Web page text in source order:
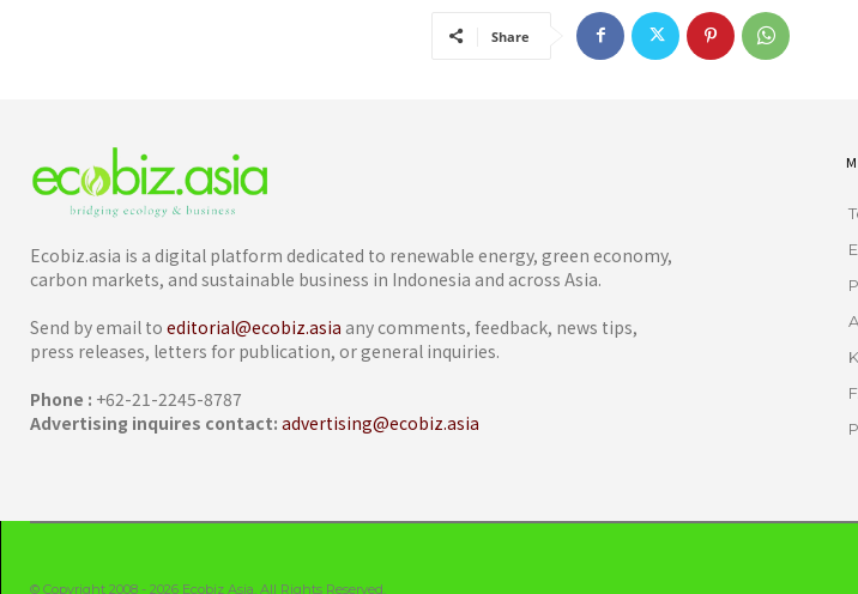
Share
Ecobiz.asia is a digital platform dedicated to renewable energy, green economy,
carbon markets, and sustainable business in Indonesia and across Asia.
Send by email to editorial@ecobiz.asia any comments, feedback, news tips,
press releases, letters for publication, or general inquiries.
Phone : +62-21-2245-8787
Advertising inquires contact: advertising@ecobiz.asia
© Copyright 2008 - 2026 Ecobiz Asia. All Rights Reserved.